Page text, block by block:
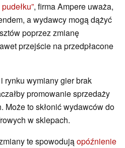
, firma Ampere uważa,
a wydawcy mogą dążyć
poprzez zmianę
przejście na przedpłacone
rynku wymiany gier brak
promowanie sprzedaży
Może to skłonić wydawców do
w sklepach.
te spowodująopóźnienie